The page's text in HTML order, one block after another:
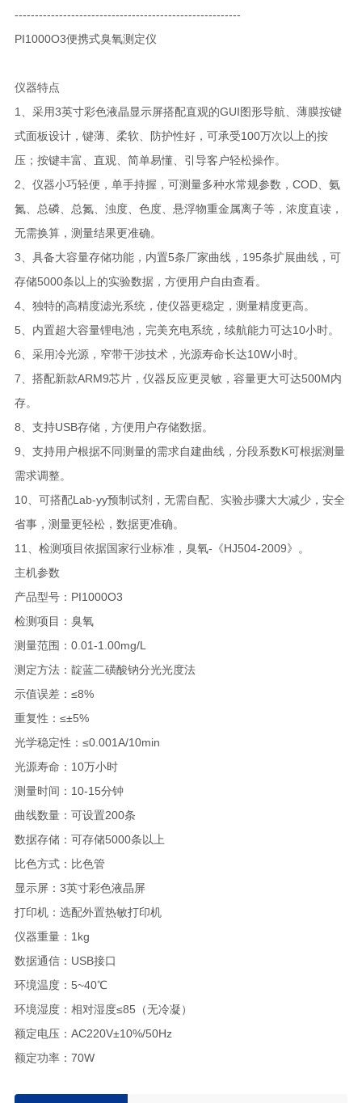
--------------------------------------------------------
PI1000O3便携式臭氧测定仪
仪器特点
1、采用3英寸彩色液晶显示屏搭配直观的GUI图形导航、薄膜按键
式面板设计，键薄、柔软、防护性好，可承受100万次以上的按
压；按键丰富、直观、简单易懂、引导客户轻松操作。
2、仪器小巧轻便，单手持握，可测量多种水常规参数，COD、氨
氮、总磷、总氮、浊度、色度、悬浮物重金属离子等，浓度直读，
无需换算，测量结果更准确。
3、具备大容量存储功能，内置5条厂家曲线，195条扩展曲线，可
存储5000条以上的实验数据，方便用户自由查看。
4、独特的高精度滤光系统，使仪器更稳定，测量精度更高。
5、内置超大容量锂电池，完美充电系统，续航能力可达10小时。
6、采用冷光源，窄带干涉技术，光源寿命长达10W小时。
7、搭配新款ARM9芯片，仪器反应更灵敏，容量更大可达500M内
存。
8、支持USB存储，方便用户存储数据。
9、支持用户根据不同测量的需求自建曲线，分段系数K可根据测量
需求调整。
10、可搭配Lab-yy预制试剂，无需自配、实验步骤大大减少，安全
省事，测量更轻松，数据更准确。
11、检测项目依据国家行业标准，臭氧-《HJ504-2009》。
主机参数
产品型号：PI1000O3
检测项目：臭氧
测量范围：0.01-1.00mg/L
测定方法：靛蓝二磺酸钠分光光度法
示值误差：≤8%
重复性：≤±5%
光学稳定性：≤0.001A/10min
光源寿命：10万小时
测量时间：10-15分钟
曲线数量：可设置200条
数据存储：可存储5000条以上
比色方式：比色管
显示屏：3英寸彩色液晶屏
打印机：选配外置热敏打印机
仪器重量：1kg
数据通信：USB接口
环境温度：5~40℃
环境湿度：相对湿度≤85（无冷凝）
额定电压：AC220V±10%/50Hz
额定功率：70W